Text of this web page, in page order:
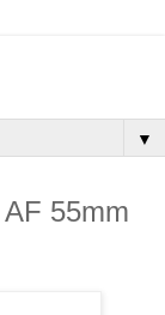
▼
55mm